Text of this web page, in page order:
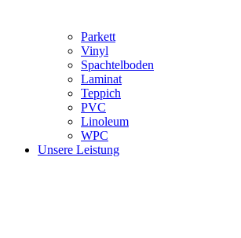
Parkett
Vinyl
Spachtelboden
Laminat
Teppich
PVC
Linoleum
WPC
Unsere Leistung